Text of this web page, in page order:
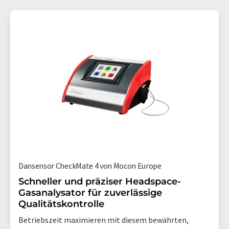
Verpackungen und anderen Anwendungen. Sie messen die
Sauerstofftransmissionsrate (OTR), die
Wasserdampfdurchlässigkeit (WVTR) oder die
Kohlendioxiddurchlässigkeit (CO2TR) bei einer Vielzahl von
Materialien und Verpackungen.
Gaszusammensetzung geschützt sind, wie z. B. Verpackungen
mit modifizierter Atmosphäre (MAP). Insbesondere die
Lippke-Geräte sind im Gesundheitssektor für ihre
zuverlässigen, konformen Testmöglichkeiten weithin
Dansensor CheckMate 4 von Mocon Europe
Schneller und präziser Headspace-
Gasanalysator für zuverlässige
Qualitätskontrolle
Betriebszeit maximieren mit diesem bewährten,